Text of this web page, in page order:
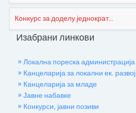
Конкурс за доделу једнократ...
Изабрани линкови
» Локална пореска администрација
» Канцеларија за локални ек. развој
» Канцеларија за младе
» Јавне набавке
» Конкурси, јавни позиви